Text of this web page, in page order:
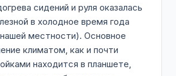
сидений и руля оказалась
в холодное время года
местности). Основное
климатом, как и почти
находится в планшете,